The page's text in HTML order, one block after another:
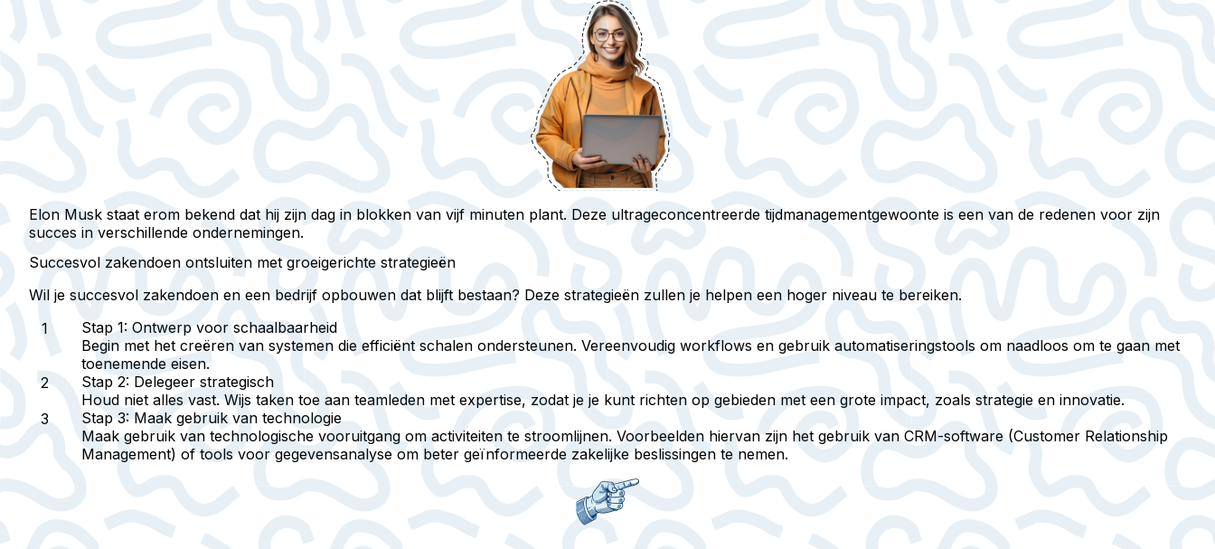
Elon Musk staat erom bekend dat hij zijn dag in blokken van vijf minuten plant. Deze ultrageconcentreerde tijdmanagementgewoonte is een van de redenen voor zijn
succes in verschillende ondernemingen.
Succesvol zakendoen ontsluiten met groeigerichte strategieën
Wil je succesvol zakendoen en een bedrijf opbouwen dat blijft bestaan? Deze strategieën zullen je helpen een hoger niveau te bereiken.
Stap 1: Ontwerp voor schaalbaarheid
Begin met het creëren van systemen die efficiënt schalen ondersteunen. Vereenvoudig workflows en gebruik automatiseringstools om naadloos om te gaan met
toenemende eisen.
Stap 2: Delegeer strategisch
Houd niet alles vast. Wijs taken toe aan teamleden met expertise, zodat je je kunt richten op gebieden met een grote impact, zoals strategie en innovatie.
Stap 3: Maak gebruik van technologie
Maak gebruik van technologische vooruitgang om activiteiten te stroomlijnen. Voorbeelden hiervan zijn het gebruik van CRM-software (Customer Relationship
Management) of tools voor gegevensanalyse om beter geïnformeerde zakelijke beslissingen te nemen.